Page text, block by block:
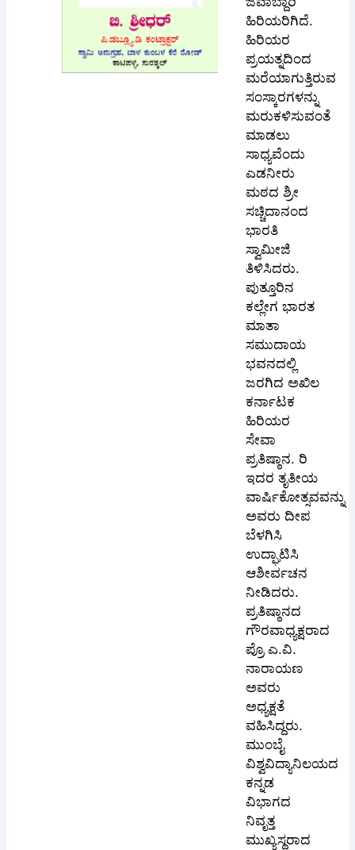
ಹಿರಿಯರಿಗಿದೆ.
ಹಿರಿಯರ
ಪ್ರಯತ್ನದಿಂದ
ಮರೆಯಾಗುತ್ತಿರುವ
ಸಂಸ್ಕಾರಗಳನ್ನು
ಮರುಕಳಿಸುವಂತೆ
ಮಾಡಲು
ಸಾಧ್ಯವೆಂದು
ಎಡನೀರು
ಮಠದ ಶ್ರೀ
ಸಚ್ಚಿದಾನಂದ
ಭಾರತಿ
ಸ್ವಾಮೀಜಿ
ತಿಳಿಸಿದರು.
ಪುತ್ತೂರಿನ
ಕಲ್ಲೇಗ ಭಾರತ
ಮಾತಾ
ಸಮುದಾಯ
ಭವನದಲ್ಲಿ
ಜರಗಿದ ಅಖಿಲ
ಕರ್ನಾಟಕ
ಹಿರಿಯರ
ಸೇವಾ
ಪ್ರತಿಷ್ಠಾನ. ರಿ
ಇದರ ತೃತೀಯ
ವಾರ್ಷಿಕೋತ್ಸವವನ್ನು
ಅವರು ದೀಪ
ಬೆಳಗಿಸಿ
ಉದ್ಘಾಟಿಸಿ
ಆಶೀರ್ವಚನ
ನೀಡಿದರು.
ಪ್ರತಿಷ್ಠಾನದ
ಗೌರವಾಧ್ಯಕ್ಷರಾದ
ಪ್ರೊ ಎ.ವಿ.
ನಾರಾಯಣ
ಅವರು
ಅಧ್ಯಕ್ಷತೆ
ವಹಿಸಿದ್ದರು.
ಮುಂಬೈ
ವಿಶ್ವವಿದ್ಯಾನಿಲಯದ
ಕನ್ನಡ
ವಿಭಾಗದ
ನಿವೃತ್ತ
ಮುಖ್ಯಸ್ಥರಾದ